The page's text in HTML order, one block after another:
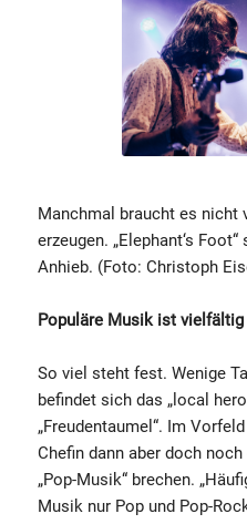
Manchmal braucht es nicht
erzeugen. „Elephant‘s
Anhieb. (Foto: Christoph
Populäre Musik ist vielfältig
So viel steht fest. Wenige
befindet sich das „local
„Freudentaumel“. Im
Chefin dann aber doch
„Pop-Musik“ brechen.
Musik nur Pop und Pop-